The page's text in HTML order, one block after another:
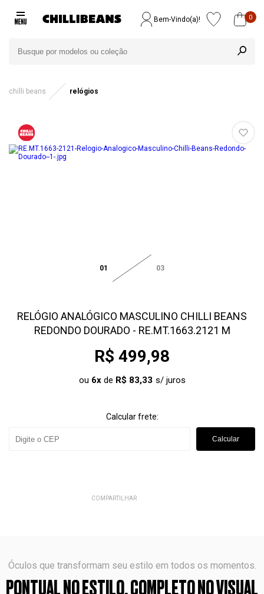
Bem-Vindo(a)! 0
chilli beans relógios
01 03
RELÓGIO ANALÓGICO MASCULINO CHILLI BEANS
REDONDO DOURADO - RE.MT.1663.2121 M
R$ 499,98
ou 6xde R$ 83,33
Calcular frete:
Calcular
COMPARTILHAR
Óculos que transformam seu estilo em todos os momentos.
PONTUAL NO ESTILO, COMPLETO NO VISUAL